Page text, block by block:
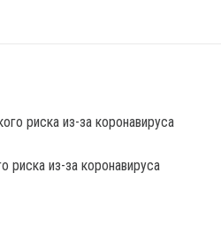
риска из-за коронавируса